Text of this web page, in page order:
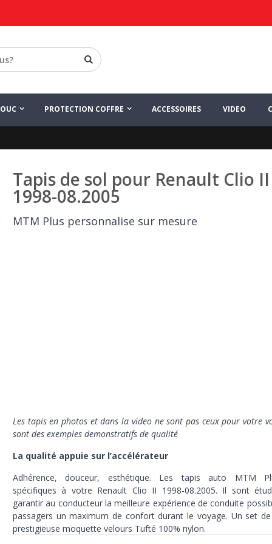
PROTECTION COFFRE ACCESSOIRES VIDEO
Tapis de sol pour Renault Clio II
1998-08.2005
MTM Plus personnalise sur mesure
Les tapis en photos et dans la video ne sont pas ceux pour votre
sont des exemples demonstratifs de qualité
La qualité appuie sur l’accélérateur
Adhérence, douceur, esthétique. Les tapis auto MTM
spécifiques à votre Renault Clio II 1998-08.2005. Il sont
garantir au conducteur la meilleure expérience de conduite
passagers un maximum de confort durant le voyage. Un set
prestigieuse moquette velours Tufté 100% nylon.